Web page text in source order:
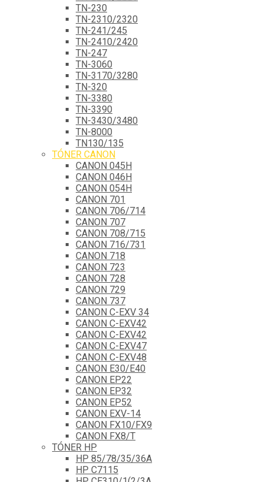
TN-230
TN-2310/2320
TN-241/245
TN-2410/2420
TN-247
TN-3060
TN-3170/3280
TN-320
TN-3380
TN-3390
TN-3430/3480
TN-8000
TN130/135
TÓNER CANON
CANON 045H
CANON 046H
CANON 054H
CANON 701
CANON 706/714
CANON 707
CANON 708/715
CANON 716/731
CANON 718
CANON 723
CANON 728
CANON 729
CANON 737
CANON C-EXV 34
CANON C-EXV42
CANON C-EXV42
CANON C-EXV47
CANON C-EXV48
CANON E30/E40
CANON EP22
CANON EP32
CANON EP52
CANON EXV-14
CANON FX10/FX9
CANON FX8/T
TÓNER HP
HP 85/78/35/36A
HP C7115